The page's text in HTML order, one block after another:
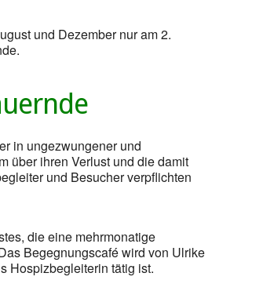
und Dezember nur am 2.
in ungezwungener und
über ihren Verlust und die damit
und Besucher verpflichten
die eine mehrmonatige
Begegnungscafé wird von Ulrike
Hospizbegleiterin tätig ist.